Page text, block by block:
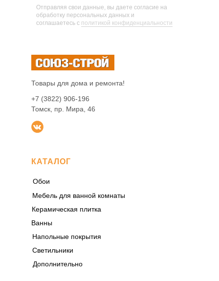
Отправляя свои данные, вы даете согласие на
обработку персональных данных и
соглашаетесь c политикой конфиденциальности
КАТАЛОГ
Товары для дома и ремонта!
Обои
Мебель для ванной комнаты
+7 (3822) 906-196
Томск, пр. Мира, 46
Напольные покрытия
Светильники
Дополнительно
Керамическая плитка
Ванны